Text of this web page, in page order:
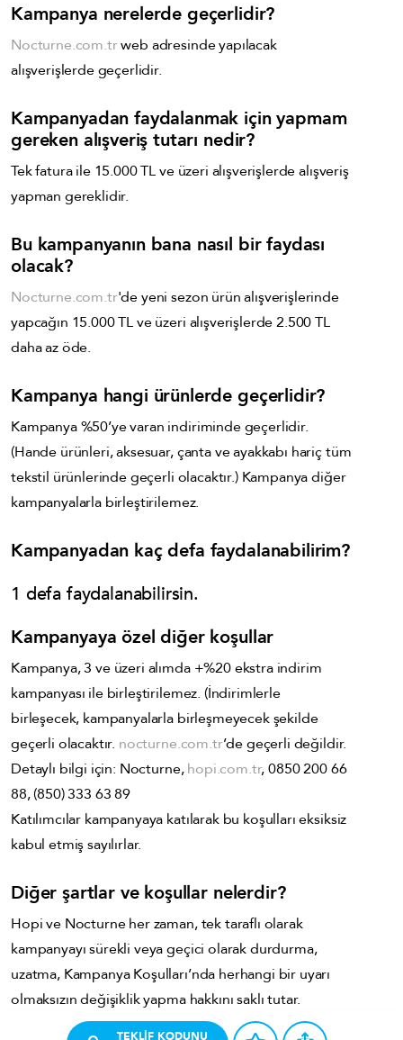
Kampanya nerelerde geçerlidir?
Nocturne.com.trweb adresinde yapılacak
alışverişlerde geçerlidir.
Kampanyadan faydalanmak için yapmam
gereken alışveriş tutarı nedir?
Tek fatura ile 15.000 TL ve üzeri alışverişlerde alışveriş
yapman gereklidir.
Bu kampanyanın bana nasıl bir faydası
olacak?
Nocturne.com.tr'de yeni sezon ürün alışverişlerinde
yapcağın 15.000 TL ve üzeri alışverişlerde 2.500 TL
daha az öde.
Kampanya hangi ürünlerde geçerlidir?
Kampanya %50’ye varan indiriminde geçerlidir.
(Hande ürünleri, aksesuar, çanta ve ayakkabı hariç tüm
tekstil ürünlerinde geçerli olacaktır.) Kampanya diğer
kampanyalarla birleştirilemez.
Kampanyadan kaç defa faydalanabilirim?
1 defa faydalanabilirsin.
Kampanyaya özel diğer koşullar
Kampanya, 3 ve üzeri alımda +%20 ekstra indirim
kampanyası ile birleştirilemez. (İndirimlerle
birleşecek, kampanyalarla birleşmeyecek şekilde
geçerli olacaktır. nocturne.com.tr’de geçerli değildir.
Detaylı bilgi için: Nocturne,hopi.com.tr, 0850 200 66
88, (850) 333 63 89
Katılımcılar kampanyaya katılarak bu koşulları eksiksiz
kabul etmiş sayılırlar.
Diğer şartlar ve koşullar nelerdir?
Hopi ve Nocturne her zaman, tek taraflı olarak
kampanyayı sürekli veya geçici olarak durdurma,
uzatma, Kampanya Koşulları’nda herhangi bir uyarı
olmaksızın değişiklik yapma hakkını saklı tutar.
TEKLİF KODUNU